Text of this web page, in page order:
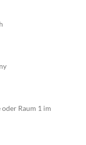
Raum 1 im